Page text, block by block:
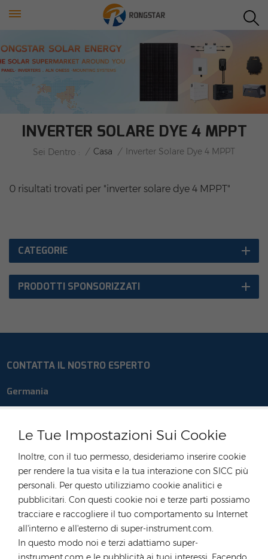
Le Tue Impostazioni Sui Cookie
Inoltre, con il tuo permesso, desideriamo inserire cookie
per rendere la tua visita e la tua interazione con SICC più
personali. Per questo utilizziamo cookie analitici e
pubblicitari. Con questi cookie noi e terze parti possiamo
tracciare e raccogliere il tuo comportamento su Internet
all'interno e all'esterno di super-instrument.com.
In questo modo noi e terzi adattiamo super-
INVERTER SOLARE DYE 4 MPPT
Sei Dentro : / Casa / Inverter Solare Dye 4 MPPT
0 risultati trovati per "inverter solare dye 4 MPPT"
CATEGORIE
PRODOTTI SPONSORIZZATI
CONTATTA IL NOSTRO ESPERTO
Germania
E-mail :
anna@rongstar.com
52457 Aldenhoven, Deutschland
Hong Kong
tel :+852 54222219
E-mail : hk@rongstar.com
Ufficio e magazzino : 39 Kung-Um Road, Yuen
Long, Hong Kong